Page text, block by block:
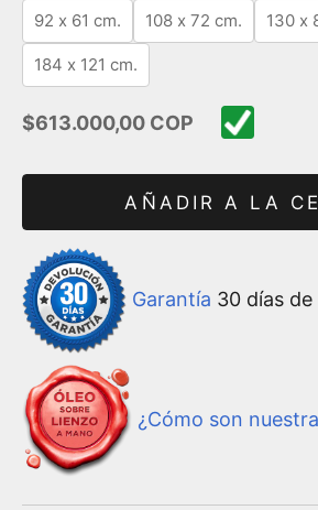
92 x 61 cm. 108 x 72 cm. 130 x
184 x 121 cm.
Precio de oferta
$613.000,00 COP
AÑADIR A LA
Garantía 30 días
¿Cómo son